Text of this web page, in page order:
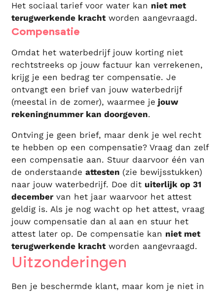
Het sociaal tarief voor water kan niet met
terugwerkende krachtworden aangevraagd.
Compensatie
Omdat het waterbedrijf jouw korting niet
rechtstreeks op jouw factuur kan verrekenen,
krijg je een bedrag ter compensatie. Je
ontvangt een brief van jouw waterbedrijf
(meestal in de zomer), waarmee je jouw
rekeningnummer kan doorgeven.
Ontving je geen brief, maar denk je wel recht
te hebben op een compensatie? Vraag dan zelf
een compensatie aan. Stuur daarvoor één van
de onderstaande attesten (zie bewijsstukken)
naar jouw waterbedrijf. Doe dit uiterlijk op 31
december van het jaar waarvoor het attest
geldig is. Als je nog wacht op het attest, vraag
jouw compensatie dan al aan en stuur het
attest later op. De compensatie kan niet met
terugwerkende krachtworden aangevraagd.
Uitzonderingen
Ben je beschermde klant, maar kom je niet in